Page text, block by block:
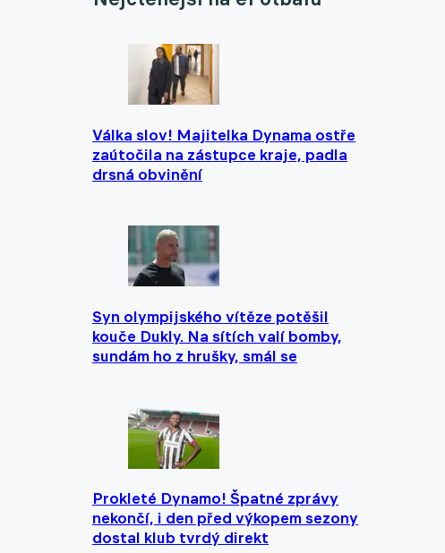
Válka slov! Majitelka Dynama ostře
zaútočila na zástupce kraje, padla
drsná obvinění
Syn olympijského vítěze potěšil
kouče Dukly. Na sítích valí bomby,
sundám ho z hrušky, smál se
Prokleté Dynamo! Špatné zprávy
nekončí, i den před výkopem sezony
dostal klub tvrdý direkt